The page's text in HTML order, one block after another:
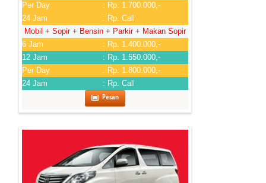
Per Day
: Rp. 1.700.000,-
24 Jam
: Rp. Call
Mobil + Sopir + Bensin + Parkir + Makan Sopir
6 Jam
: Rp. 1.400.000,-
12 Jam
: Rp. 1.550.000,-
Per Day
: Rp. 1.800.000,-
24 Jam
: Rp. Call
Pesan